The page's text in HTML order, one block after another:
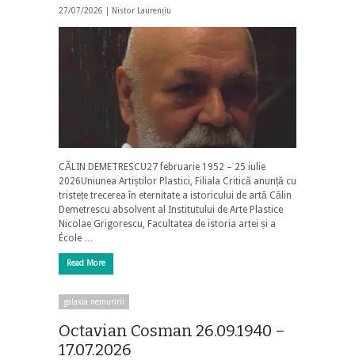
27/07/2026 | Nistor Laurențiu
CĂLIN DEMETRESCU27 februarie 1952 – 25 iulie
2026Uniunea Artiștilor Plastici, Filiala Critică anunță cu
tristețe trecerea în eternitate a istoricului de artă Călin
Demetrescu absolvent al Institutului de Arte Plastice
Nicolae Grigorescu, Facultatea de istoria artei și a
École …
Read More
galaxia nemuririi
Octavian Cosman 26.09.1940 –
17.07.2026